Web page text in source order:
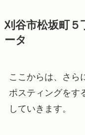
刈谷市松坂町
ータ
ここからは、さら
ポスティングをす
していきます。